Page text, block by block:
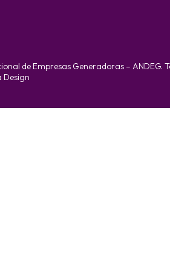
de Empresas Generadoras – ANDEG.
Design